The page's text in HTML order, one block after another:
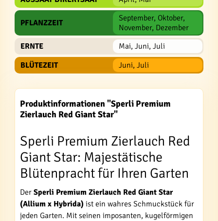
PFLANZZEIT
September, Oktober,
November, Dezember
ERNTE
Mai, Juni, Juli
BLÜTEZEIT
Juni, Juli
Produktinformationen "Sperli Premium
Zierlauch Red Giant Star"
Sperli Premium Zierlauch Red
Giant Star: Majestätische
Blütenpracht für Ihren Garten
Der Sperli Premium Zierlauch Red Giant Star
(Allium x Hybrida) ist ein wahres Schmuckstück für
jeden Garten. Mit seinen imposanten, kugelförmigen